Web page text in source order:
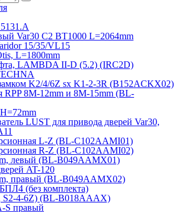
Var30 C2 BT1000 L=2064mm
15/35/VL15
L=1800mm
LAMBDA II-D (5.2) (IRC2D)
K2/4/6Z sx K1-2-3R (B152ACKX02)
RPP 8M-12mm и 8M-15mm (BL-
LUST для привода дверей Var30,
L-Z (BL-C102AAMI01)
R-Z (BL-C102AAMI02)
левый (BL-B049AAMX01)
AT-120
правый (BL-B049AAMX02)
(без комплекта)
4-6Z) (BL-B018AAAX)
S правый